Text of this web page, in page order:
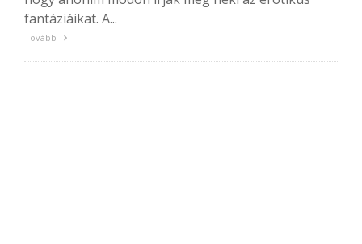
fantáziáikat. A...
Tovább